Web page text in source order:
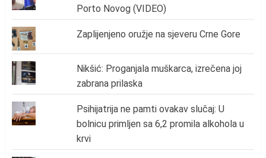
Porto Novog (VIDEO)
Zaplijenjeno oružje na sjeveru Crne Gore
Nikšić: Proganjala muškarca, izrečena joj
zabrana prilaska
Psihijatrija ne pamti ovakav slučaj: U
bolnicu primljen sa 6,2 promila alkohola u
krvi